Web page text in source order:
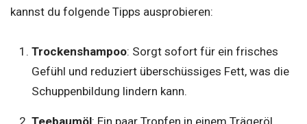
kannst du folgende Tipps ausprobieren:
Trockenshampoo: Sorgt sofort für ein frisches
Gefühl und reduziert überschüssiges Fett, was die
Schuppenbildung lindern kann.